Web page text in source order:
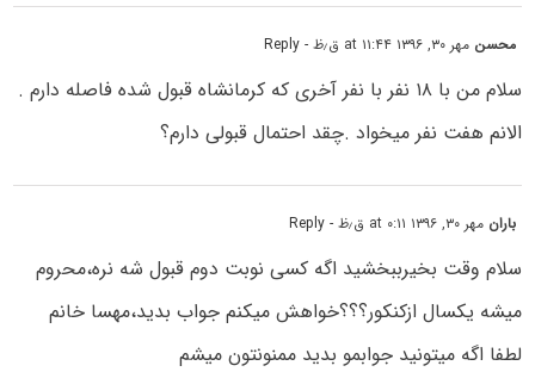
محسن مهر ۳۰, ۱۳۹۶ at ۱۱:۴۴ ق٫ظ - Reply
سلام من با ۱۸ نفر با نفر آخری که کرمانشاه قبول شده فاصله دارم .
الانم هفت نفر میخواد .چقد احتمال قبولی دارم؟
باران مهر ۳۰, ۱۳۹۶ at ۰:۱۱ ق٫ظ - Reply
سلام وقت بخیرببخشید اگه کسی نوبت دوم قبول شه نره،محروم
میشه یکسال ازکنکور؟؟؟خواهش میکنم جواب بدید،مهسا خانم
لطفا اگه میتونید جوابمو بدید ممنونتون میشم